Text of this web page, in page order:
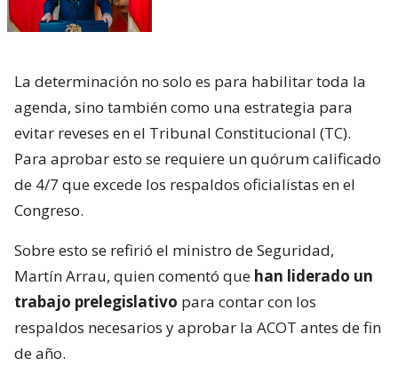
La determinación no solo es para habilitar toda la
agenda, sino también como una estrategia para
evitar reveses en el Tribunal Constitucional (TC).
Para aprobar esto se requiere un quórum calificado
de 4/7 que excede los respaldos oficialistas en el
Congreso.
Sobre esto se refirió el ministro de Seguridad,
Martín Arrau, quien comentó que han liderado un
trabajo prelegislativo para contar con los
respaldos necesarios y aprobar la ACOT antes de fin
de año.